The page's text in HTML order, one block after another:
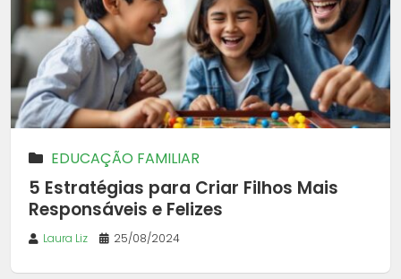
EDUCAÇÃO FAMILIAR
5 Estratégias para Criar Filhos Mais
Responsáveis e Felizes
Laura Liz 25/08/2024